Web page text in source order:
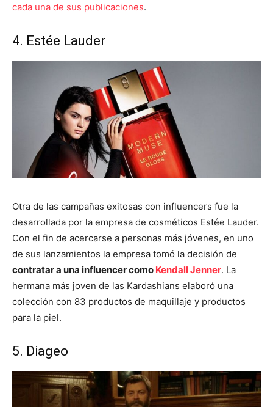
cada una de sus publicaciones.
4. Estée Lauder
Otra de las campañas exitosas con influencers fue la
desarrollada por la empresa de cosméticos Estée Lauder.
Con el fin de acercarse a personas más jóvenes, en uno
de sus lanzamientos la empresa tomó la decisión de
contratar a una influencer como Kendall Jenner. La
hermana más joven de las Kardashians elaboró una
colección con 83 productos de maquillaje y productos
para la piel.
5. Diageo